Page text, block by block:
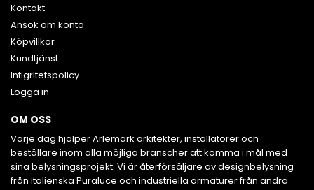
Kontakt
Ansök om konto
Köpvillkor
Kundtjänst
Intigritetspolicy
Logga in
OM OSS
Varje dag hjälper Arlemark arkitekter, installatörer och
beställare inom alla möjliga branscher att komma i mål med
sina belysningsprojekt. Vi är återförsäljare av designbelysning
från italienska Puraluce och industriella armaturer från andra